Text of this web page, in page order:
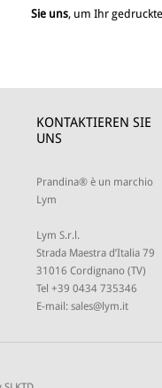
Sie uns, um Ihr
KONTAKTIEREN SIE
UNS
Prandina® è un marchio
Lym
Lym S.r.l.
Strada Maestra d’Italia 79
31016 Cordignano (TV)
Tel +39 0434 735346
E-mail: sales@lym.it